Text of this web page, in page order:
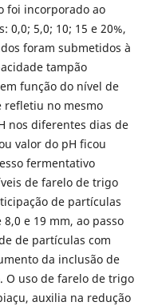
foi incorporado ao
0,0; 5,0; 10; 15 e 20%,
foram submetidos à
tampão
função do nível de
refletiu no mesmo
nos diferentes dias de
valor do pH ficou
fermentativo
de farelo de trigo
de partículas
e 19 mm, ao passo
de partículas com
da inclusão de
uso de farelo de trigo
auxilia na redução